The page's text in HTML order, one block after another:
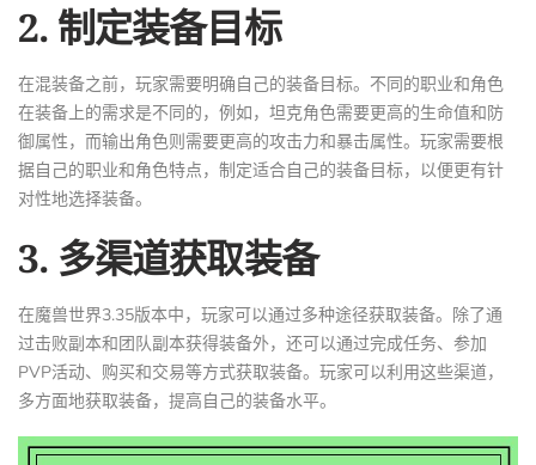
2. 制定装备目标
在混装备之前，玩家需要明确自己的装备目标。不同的职业和角色
在装备上的需求是不同的，例如，坦克角色需要更高的生命值和防
御属性，而输出角色则需要更高的攻击力和暴击属性。玩家需要根
据自己的职业和角色特点，制定适合自己的装备目标，以便更有针
对性地选择装备。
3. 多渠道获取装备
在魔兽世界3.35版本中，玩家可以通过多种途径获取装备。除了通
过击败副本和团队副本获得装备外，还可以通过完成任务、参加
PVP活动、购买和交易等方式获取装备。玩家可以利用这些渠道，
多方面地获取装备，提高自己的装备水平。